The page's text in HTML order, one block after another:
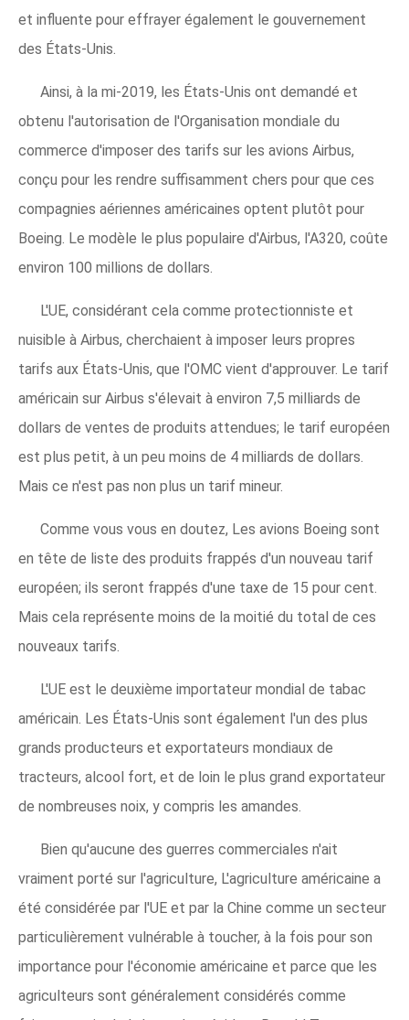
et influente pour effrayer également le gouvernement
des États-Unis.
Ainsi, à la mi-2019, les États-Unis ont demandé et
obtenu l'autorisation de l'Organisation mondiale du
commerce d'imposer des tarifs sur les avions Airbus,
conçu pour les rendre suffisamment chers pour que ces
compagnies aériennes américaines optent plutôt pour
Boeing. Le modèle le plus populaire d'Airbus, l'A320, coûte
environ 100 millions de dollars.
L'UE, considérant cela comme protectionniste et
nuisible à Airbus, cherchaient à imposer leurs propres
tarifs aux États-Unis, que l'OMC vient d'approuver. Le tarif
américain sur Airbus s'élevait à environ 7,5 milliards de
dollars de ventes de produits attendues; le tarif européen
est plus petit, à un peu moins de 4 milliards de dollars.
Mais ce n'est pas non plus un tarif mineur.
Comme vous vous en doutez, Les avions Boeing sont
en tête de liste des produits frappés d'un nouveau tarif
européen; ils seront frappés d'une taxe de 15 pour cent.
Mais cela représente moins de la moitié du total de ces
nouveaux tarifs.
L'UE est le deuxième importateur mondial de tabac
américain. Les États-Unis sont également l'un des plus
grands producteurs et exportateurs mondiaux de
tracteurs, alcool fort, et de loin le plus grand exportateur
de nombreuses noix, y compris les amandes.
Bien qu'aucune des guerres commerciales n'ait
vraiment porté sur l'agriculture, L'agriculture américaine a
été considérée par l'UE et par la Chine comme un secteur
particulièrement vulnérable à toucher, à la fois pour son
importance pour l'économie américaine et parce que les
agriculteurs sont généralement considérés comme